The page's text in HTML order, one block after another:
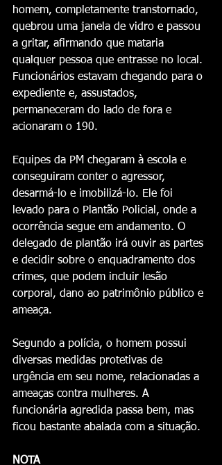
homem, completamente transtornado,
quebrou uma janela de vidro e passou
a gritar, afirmando que mataria
qualquer pessoa que entrasse no local.
Funcionários estavam chegando para o
expediente e, assustados,
permaneceram do lado de fora e
acionaram o 190.
Equipes da PM chegaram à escola e
conseguiram conter o agressor,
desarmá-lo e imobilizá-lo. Ele foi
levado para o Plantão Policial, onde a
ocorrência segue em andamento. O
delegado de plantão irá ouvir as partes
e decidir sobre o enquadramento dos
crimes, que podem incluir lesão
corporal, dano ao patrimônio público e
ameaça.
Segundo a polícia, o homem possui
diversas medidas protetivas de
urgência em seu nome, relacionadas a
ameaças contra mulheres. A
funcionária agredida passa bem, mas
ficou bastante abalada com a situação.
NOTA